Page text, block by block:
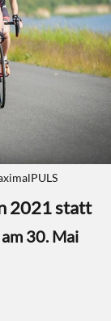
2021 statt
30. Mai